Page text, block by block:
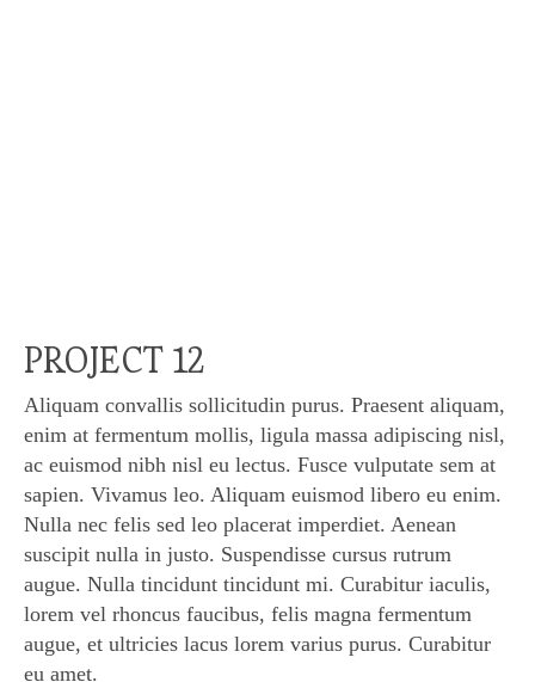
PROJECT 12
Aliquam convallis sollicitudin purus. Praesent aliquam,
enim at fermentum mollis, ligula massa adipiscing nisl,
ac euismod nibh nisl eu lectus. Fusce vulputate sem at
sapien. Vivamus leo. Aliquam euismod libero eu enim.
Nulla nec felis sed leo placerat imperdiet. Aenean
suscipit nulla in justo. Suspendisse cursus rutrum
augue. Nulla tincidunt tincidunt mi. Curabitur iaculis,
lorem vel rhoncus faucibus, felis magna fermentum
augue, et ultricies lacus lorem varius purus. Curabitur
eu amet.